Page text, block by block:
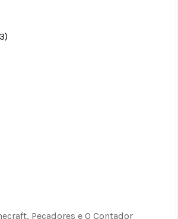
Pecadores e O Contador